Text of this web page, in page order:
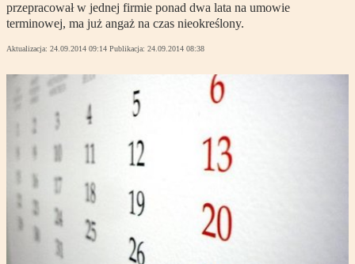
przepracował w jednej firmie ponad dwa lata na umowie
terminowej, ma już angaż na czas nieokreślony.
Aktualizacja: 24.09.2014 09:14 Publikacja: 24.09.2014 08:38